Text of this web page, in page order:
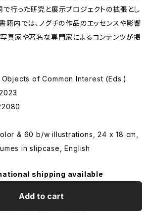
行った研究と展示プロジェクトの拡張とし
籍内では、ノグチの作品のエッセンスや影響
真家や著名な専門家によるコンテンツが掲
of Common Interest (Eds.)
& 60 b/w illustrations, 24 x 18 cm,
in slipcase, English
shipping available
Add to cart